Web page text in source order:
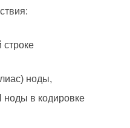
ноды,
в кодировке